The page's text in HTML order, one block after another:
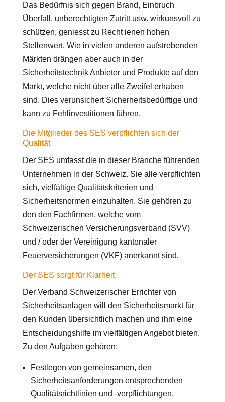
Das Bedürfnis sich gegen Brand, Einbruch
Überfall, unberechtigten Zutritt usw. wirkunsvoll zu
schützen, geniesst zu Recht ienen hohen
Stellenwert. Wie in vielen anderen aufstrebenden
Märkten drängen aber auch in der
Sicherheitstechnik Anbieter und Produkte auf den
Markt, welche nicht über alle Zweifel erhaben
sind. Dies verunsichert Sicherheitsbedürftige und
kann zu Fehlinvestitionen führen.
Die Mitglieder des SES verpflichten sich der
Qualität
Der SES umfasst die in dieser Branche führenden
Unternehmen in der Schweiz. Sie alle verpflichten
sich, vielfältige Qualitätskriterien und
Sicherheitsnormen einzuhalten. Sie gehören zu
den den Fachfirmen, welche vom
Schweizerischen Versicherungsverband (SVV)
und / oder der Vereinigung kantonaler
Feuerversicherungen (VKF) anerkannt sind.
Der SES sorgt für Klarheit
Der Verband Schweizerischer Errichter von
Sicherheitsanlagen will den Sicherheitsmarkt für
den Kunden übersichtlich machen und ihm eine
Entscheidungshilfe im vielfältigen Angebot bieten.
Zu den Aufgaben gehören:
Festlegen von gemeinsamen, den
Sicherheitsanforderungen entsprechenden
Qualitätsrichtlinien und -verpflichtungen.